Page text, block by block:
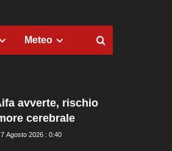
Meteo
avverte, rischio
cerebrale
7 Agosto 2026 : 0:40